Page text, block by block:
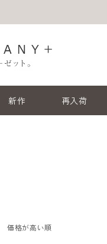
新作 再入荷
価格が高い順